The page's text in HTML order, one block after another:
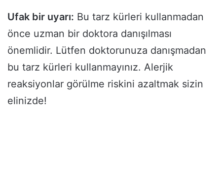
Ufak bir uyarı: Bu tarz kürleri kullanmadan
önce uzman bir doktora danışılması
önemlidir. Lütfen doktorunuza danışmadan
bu tarz kürleri kullanmayınız. Alerjik
reaksiyonlar görülme riskini azaltmak sizin
elinizde!